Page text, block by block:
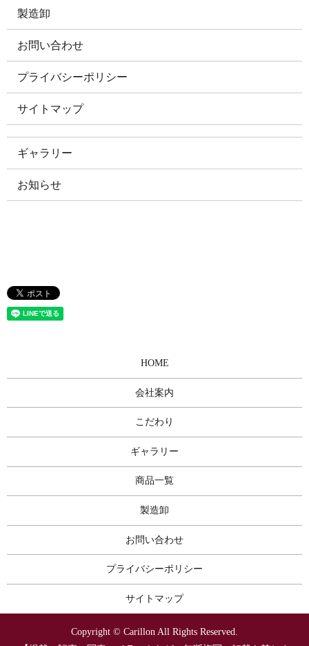
製造卸
お問い合わせ
プライバシーポリシー
サイトマップ
ギャラリー
お知らせ
HOME
会社案内
こだわり
ギャラリー
商品一覧
製造卸
お問い合わせ
プライバシーポリシー
サイトマップ
Copyright © Carillon All Rights Reserved.